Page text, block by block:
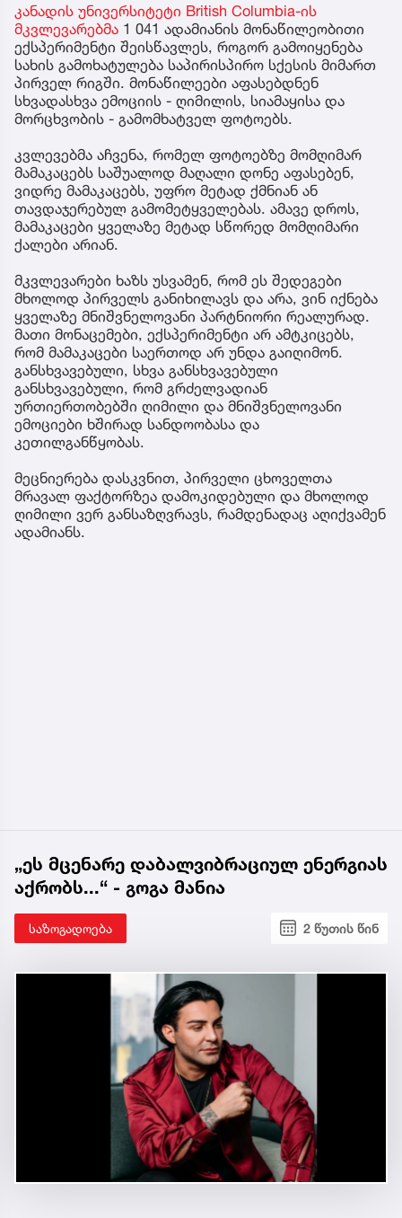
კანადის უნივერსიტეტი British Columbia-ის
მკვლევარებმა 1 041 ადამიანის მონაწილეობითი
ექსპერიმენტი შეისწავლეს, როგორ გამოიყენება
სახის გამოხატულება საპირისპირო სქესის მიმართ
პირველ რიგში. მონაწილეები აფასებდნენ
სხვადასხვა ემოციის - ღიმილის, სიამაყისა და
მორცხვობის - გამომხატველ ფოტოებს.
კვლევებმა აჩვენა, რომელ ფოტოებზე მომღიმარ
მამაკაცებს საშუალოდ მაღალი დონე აფასებენ,
ვიდრე მამაკაცებს, უფრო მეტად ქმნიან ან
თავდაჯერებულ გამომეტყველებას. ამავე დროს,
მამაკაცები ყველაზე მეტად სწორედ მომღიმარი
ქალები არიან.
მკვლევარები ხაზს უსვამენ, რომ ეს შედეგები
მხოლოდ პირველს განიხილავს და არა, ვინ იქნება
ყველაზე მნიშვნელოვანი პარტნიორი რეალურად.
მათი მონაცემები, ექსპერიმენტი არ ამტკიცებს,
რომ მამაკაცები საერთოდ არ უნდა გაიღიმონ.
განსხვავებული, სხვა განსხვავებული
განსხვავებული, რომ გრძელვადიან
ურთიერთობებში ღიმილი და მნიშვნელოვანი
ემოციები ხშირად სანდოობასა და
კეთილგანწყობას.
მეცნიერება დასკვნით, პირველი ცხოველთა
მრავალ ფაქტორზეა დამოკიდებული და მხოლოდ
ღიმილი ვერ განსაზღვრავს, რამდენადაც აღიქვამენ
ადამიანს.
„ეს მცენარე დაბალვიბრაციულ ენერგიას
აქრობს...“ - გოგა მანია
საზოგადოება 2 წუთის წინ